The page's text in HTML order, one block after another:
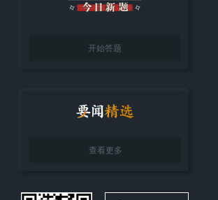
开始答题
查看更多